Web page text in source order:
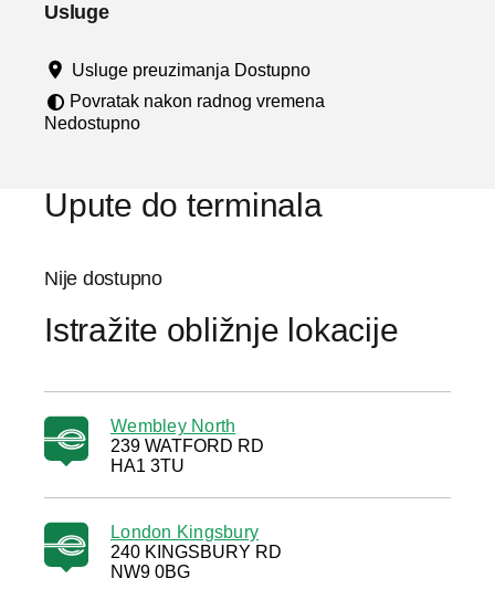
u
Usluge
Usluge preuzimanja Dostupno
Povratak nakon radnog vremena
Nedostupno
Upute do terminala
Nije dostupno
Istražite obližnje lokacije
Wembley North
239 WATFORD RD
HA1 3TU
London Kingsbury
240 KINGSBURY RD
NW9 0BG